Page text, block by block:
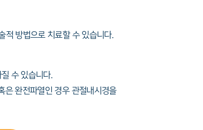
적 방법으로 치료할 수 있습니다.
수 있습니다.
은 완전파열인 경우 관절내시경을